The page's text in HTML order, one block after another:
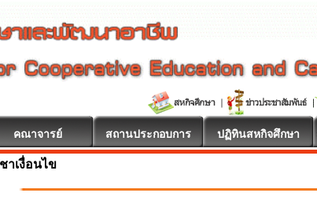
คณาจารย์ สถานประกอบการ ปฏิทินสหกิจศึกษา
าเงื่อนไข